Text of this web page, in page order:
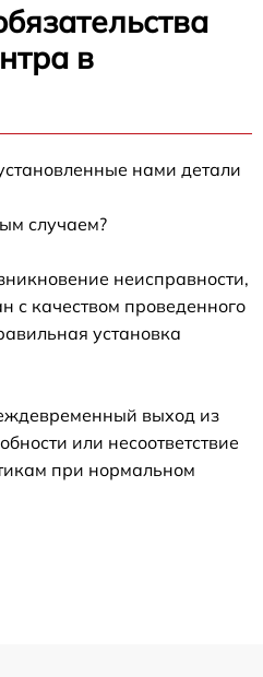
в
нами детали
случаем?
неисправности,
с качеством проведенного
установка
выход из
или несоответствие
при нормальном